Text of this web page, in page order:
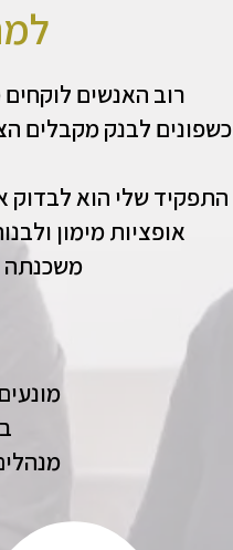
.רוב האנשים
.כשפונים לבנק מקבלים
התפקיד שלי הוא לבדוק
.אופציות מימון
.משכנתה זה לא רק ריביות זו אסטרטגיה שמשפיעה על החיים ​
מונעים טעויות
בונים הרכב
מנהלים משא ומתן
מוצאים
זמינים